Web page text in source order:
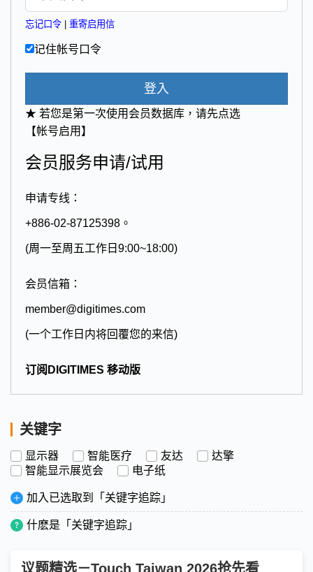
忘记口令 重寄启用信
记住帐号口令
登入
★ 若您是第一次使用会员数据库，请先点选
【帐号启用】
会员服务申请/试用
申请专线：
+886-02-87125398。
(周一至周五工作日9:00~18:00)
会员信箱：
member@digitimes.com
(一个工作日内将回覆您的来信)
订阅DIGITIMES 移动版
关键字
显示器 智能医疗 友达
达擎
智能显示展览会
电子纸
加入已选取到「关键字追踪」
什麽是「关键字追踪」
议题精选－Touch Taiwan 2026抢先看